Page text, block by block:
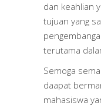
dan keahlian
tujuan yang
terutama
Semoga
daapat
mahasiswa